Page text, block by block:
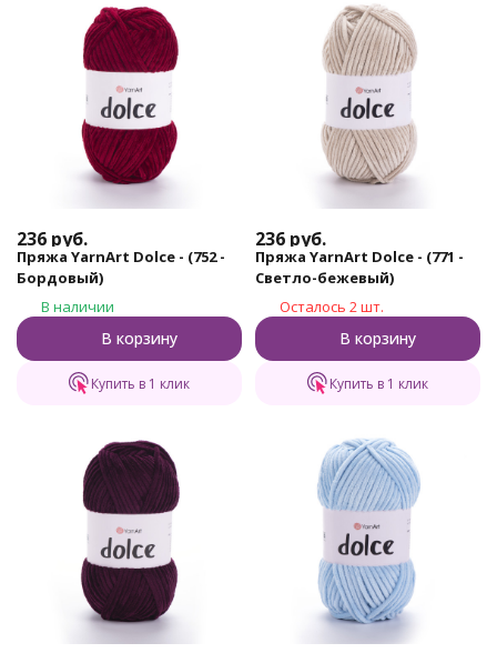
236 руб.
Пряжа YarnArt Dolce - (752 -
Бордовый)
В наличии
В корзину
Купить в 1 клик
236 руб.
Пряжа YarnArt Dolce - (771 -
Светло-бежевый)
Осталось 2 шт.
В корзину
Купить в 1 клик